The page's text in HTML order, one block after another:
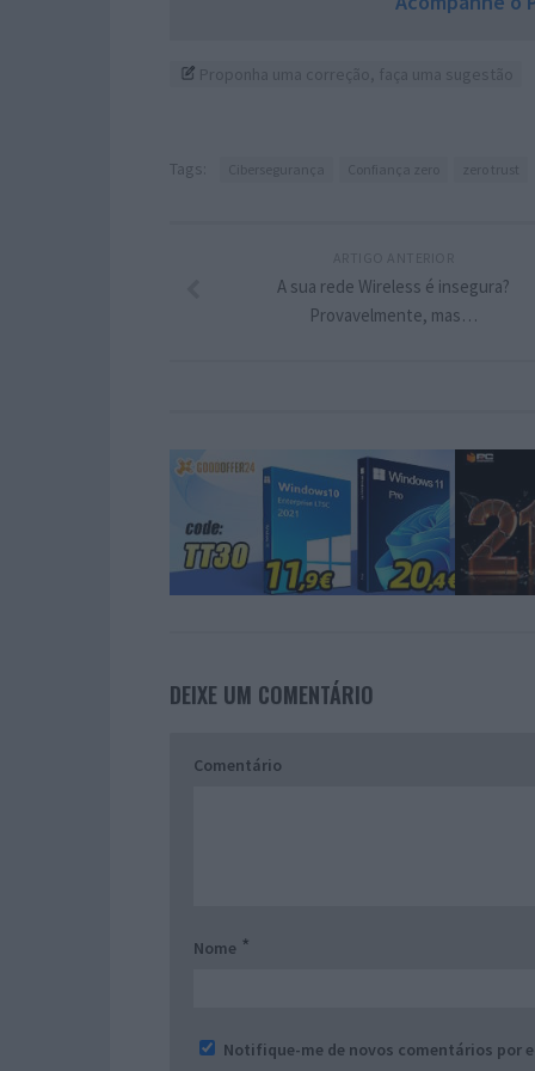
Tags:
A sua rede Wireless é insegura?
Provavelmente, mas…
DEIXE UM COMENTÁRIO
Comentário
Nome *
Notifique-me de novos comentários por